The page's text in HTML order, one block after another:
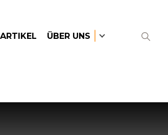
ARTIKEL ÜBER UNS